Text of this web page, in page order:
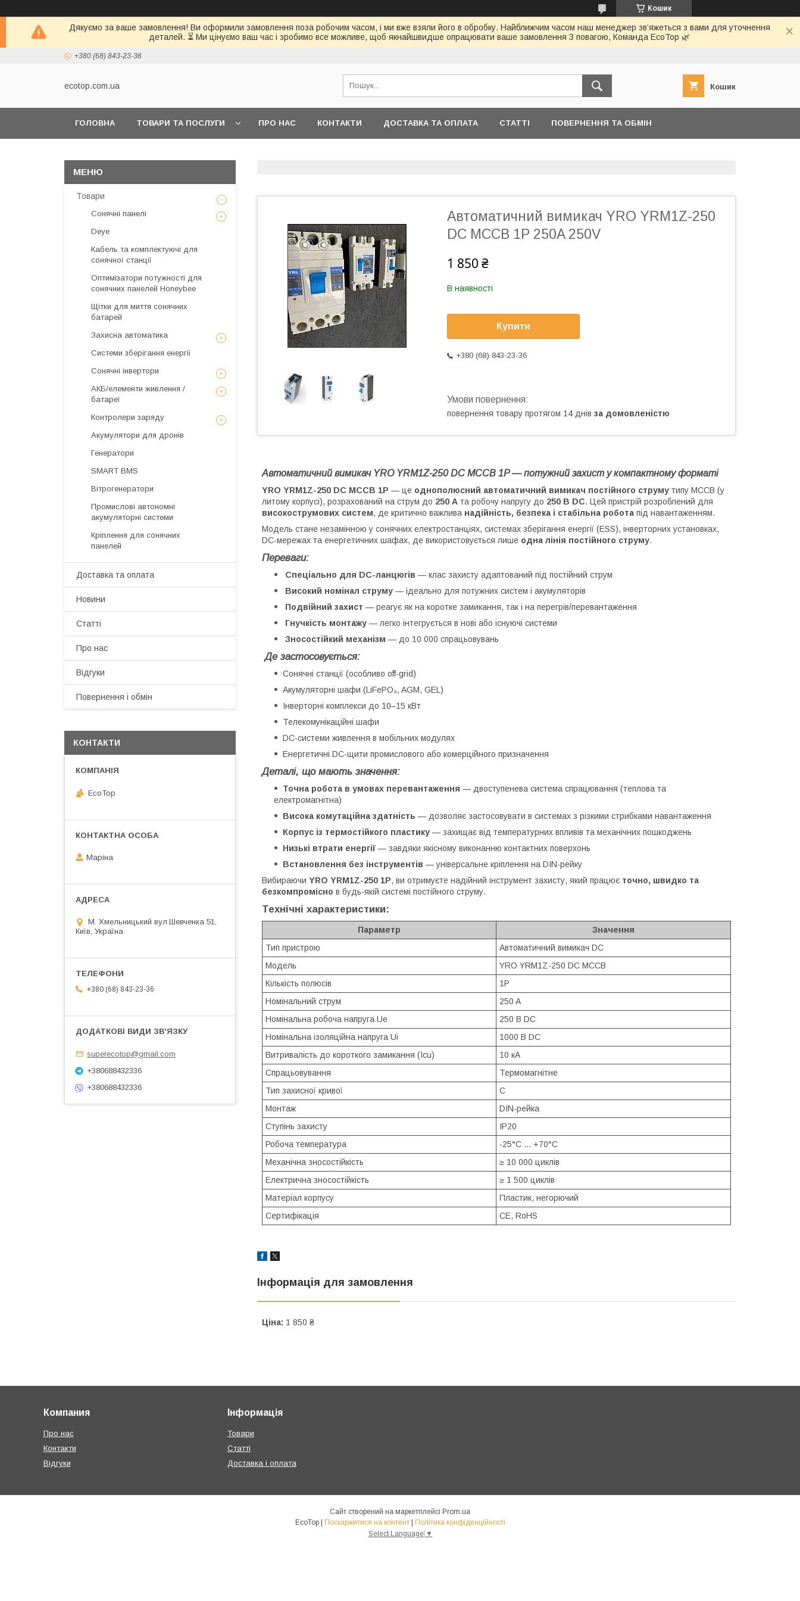
Кошик
Дякуємо за ваше замовлення! Ви оформили замовлення поза робочим часом, і ми вже взяли його в обробку. Найближчим часом наш менеджер зв’яжеться з вами для уточнення
деталей. ⏳ Ми цінуємо ваш час і зробимо все можливе, щоб якнайшвидше опрацювати ваше замовлення З повагою, Команда EcoTop 🌿
+380 (68) 843-23-36
ecotop.com.ua Кошик
ГОЛОВНА ТОВАРИ ТА ПОСЛУГИ ПРО НАС КОНТАКТИ ДОСТАВКА ТА ОПЛАТА СТАТТІ ПОВЕРНЕННЯ ТА ОБМІН
Автоматичний вимикач YRO YRM1Z-250
DC MCCB 1P 250A 250V
1 850 ₴
В наявності
Купити
+380 (68) 843-23-36
повернення товару протягом 14 днів за домовленістю
Автоматичний вимикач YRO YRM1Z-250 DC MCCB 1P — потужний захист у компактному форматі
YRO YRM1Z-250 DC MCCB 1P — це однополюсний автоматичний вимикач постійного струму типу MCCB (у
литому корпусі), розрахований на струм до 250 А та робочу напругу до 250 В DC. Цей пристрій розроблений для
високострумових систем, де критично важлива надійність, безпека і стабільна робота під навантаженням.
Модель стане незамінною у сонячних електростанціях, системах зберігання енергії (ESS), інверторних установках,
DC-мережах та енергетичних шафах, де використовується лише одна лінія постійного струму.
Переваги:
Спеціально для DC-ланцюгів — клас захисту адаптований під постійний струм
Високий номінал струму — ідеально для потужних систем і акумуляторів
Подвійний захист — реагує як на коротке замикання, так і на перегрів/перевантаження
Гнучкість монтажу — легко інтегрується в нові або існуючі системи
Зносостійкий механізм — до 10 000 спрацьовувань
Де застосовується:
Сонячні станції (особливо off-grid)
Акумуляторні шафи (LiFePO₄, AGM, GEL)
Інверторні комплекси до 10–15 кВт
Телекомунікаційні шафи
DC-системи живлення в мобільних модулях
Енергетичні DC-щити промислового або комерційного призначення
Деталі, що мають значення:
Точна робота в умовах перевантаження — двоступенева система спрацювання (теплова та
електромагнітна)
Висока комутаційна здатність — дозволяє застосовувати в системах з різкими стрибками навантаження
Корпус із термостійкого пластику — захищає від температурних впливів та механічних пошкоджень
Низькі втрати енергії — завдяки якісному виконанню контактних поверхонь
Встановлення без інструментів — універсальне кріплення на DIN-рейку
Вибираючи YRO YRM1Z-250 1P, ви отримуєте надійний інструмент захисту, який працює точно, швидко та
безкомпромісно в будь-якій системі постійного струму.
Технічні характеристики:
Параметр
Значення
Тип пристрою
Автоматичний вимикач DC
Модель
YRO YRM1Z-250 DC MCCB
Кількість полюсів
1P
Номінальний струм
250 A
Номінальна робоча напруга Ue
250 В DC
Номінальна ізоляційна напруга Ui
1000 В DC
Витривалість до короткого замикання (Icu)
10 кА
Спрацьовування
Термомагнітне
Тип захисної кривої
C
Монтаж
DIN-рейка
Ступінь захисту
IP20
Робоча температура
-25°C ... +70°C
Механічна зносостійкість
≥ 10 000 циклів
Електрична зносостійкість
≥ 1 500 циклів
Матеріал корпусу
Пластик, негорючий
Сертифікація
CE, RoHS
Інформація для замовлення
Ціна: 1 850 ₴
Товари
Сонячні панелі
Deye
Кабель та комплектуючі для
сонячної станції
Оптимізатори потужності для
сонячних панелей Honeybee
Щітки для миття сонячних
батарей
Захисна автоматика
Системи зберігання енергії
Сонячні інвертори
АКБ/елементи живлення /
батареї
Контролери заряду
Акумулятори для дронів
Генератори
SMART BMS
Вітрогенератори
Промислові автономні
акумуляторні системи
Кріплення для сонячних
панелей
Доставка та оплата
Новини
Статті
Про нас
Відгуки
Повернення і обмін
КОНТАКТИ
EcoTop
Маріна
М. Хмельницький вул.Шевченка 51,
Київ, Україна
+380 (68) 843-23-36
superecotop@gmail.com
+380688432336
+380688432336
Компания
Про нас
Контакти
Відгуки
Інформація
Товари
Статті
Доставка і оплата
Сайт створений на маркетплейсі Prom.ua
EcoTop | Поскаржитися на контент | Політика конфіденційності
Select Language ▼